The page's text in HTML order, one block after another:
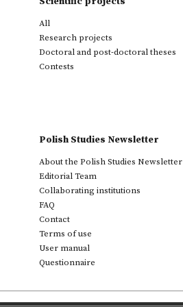
All
Research projects
Doctoral and post-doctoral theses
Contests
Polish Studies Newsletter
About the Polish Studies Newsletter
Editorial Team
Collaborating institutions
FAQ
Contact
Terms of use
User manual
Questionnaire